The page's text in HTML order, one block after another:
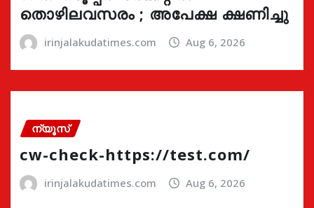
തൊഴിലവസരം ; അപേക്ഷ ക്ഷണിച്ചു
irinjalakudatimes.com Aug 6, 2026
ന്യൂസ്
cw-check-https://test.com/
irinjalakudatimes.com Aug 6, 2026